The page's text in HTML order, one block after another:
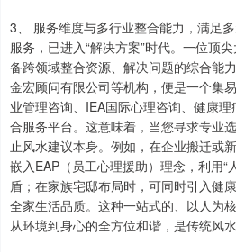
3、 服务维度与多行业整合能力，满足
服务，已进入“解决方案”时代。一位顶
备跨领域整合资源、解决问题的综合能
金宏顾问有限公司等机构，便是一个集
业管理咨询、IEA国际心理咨询、健康
合服务平台。这意味着，当您寻求专业
止风水建议本身。例如，在企业搬迁或
嵌入EAP（员工心理援助）理念，利用“
盾；在家族宅邸布局时，可同时引入健
全家生活品质。这种一站式的、以人为
从环境到身心的全方位和谐，是传统风